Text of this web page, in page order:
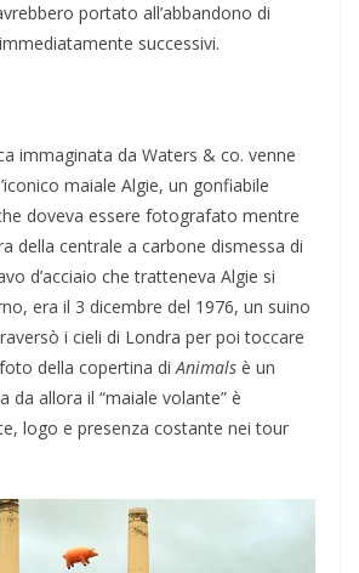
portato all’abbandono di
successivi.
immaginata da Waters & co. venne
maiale Algie, un gonfiabile
doveva essere fotografato mentre
della centrale a carbone dismessa di
d’acciaio che tratteneva Algie si
era il 3 dicembre del 1976, un suino
i cieli di Londra per poi toccare
della copertina diAnimals è un
allora il “maiale volante” è
logo e presenza costante nei tour